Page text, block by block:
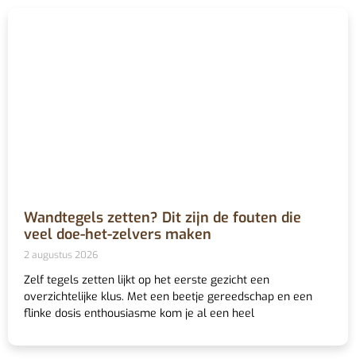
Wandtegels zetten? Dit zijn de fouten die
veel doe-het-zelvers maken
2 augustus 2026
Zelf tegels zetten lijkt op het eerste gezicht een
overzichtelijke klus. Met een beetje gereedschap en een
flinke dosis enthousiasme kom je al een heel